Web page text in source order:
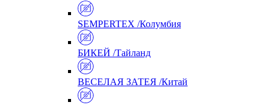
SEMPERTEX /Колумбия
БИКЕЙ /Тайланд
ВЕСЕЛАЯ ЗАТЕЯ /Китай